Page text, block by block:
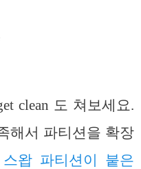
clean 도 쳐보세요.
해서 파티션을 확장
스왑 파티션이 붙은